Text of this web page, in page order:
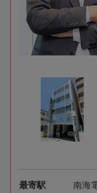
最寄駅
南海